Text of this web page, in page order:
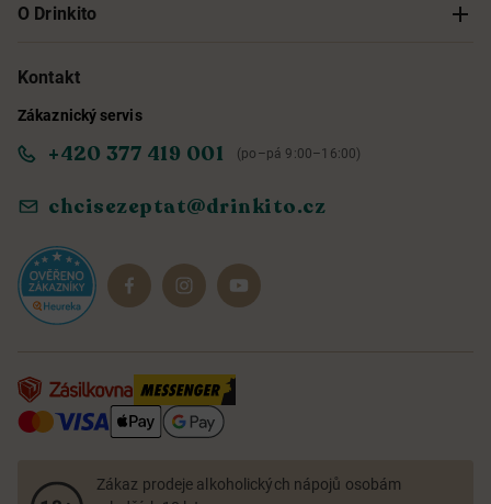
Sledování objednávky
Obchodní podmínky
Ochrana osobních údajů
Reklamace a vrácení
O Drinkito
O nás
Informace o přístupnosti služby
Dárkové sady
Kontakt
Zákaznický servis
+420 377 419 001 (po–pá 9:00–16:00)
chcisezeptat@drinkito.cz
Zákaz prodeje alkoholických nápojů osobám